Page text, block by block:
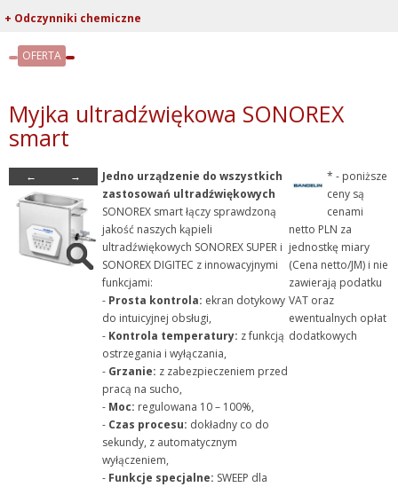
+ Odczynniki chemiczne
+ Pipetowanie i dawkowani...
+ Plastiki laboratoryjne
+ Rury, pręty, kapilary ...
+ Szkło kwarcowe
+ Szkło laboratoryjne
+ Termometry / Areometry
+ Urządzenia laboratoryj...
+ WPL - produkcja
+ Wyroby metalowe
+ Wyroby z gumy, drewna, ...
+ Z przymrużeniem oka
OFERTA
Myjka ultradźwiękowa SONOREX
smart
← →
Jedno urządzenie do wszystkich
zastosowań ultradźwiękowych
SONOREX smart łączy sprawdzoną
jakość naszych kąpieli
ultradźwiękowych SONOREX SUPER i
SONOREX DIGITEC z innowacyjnymi
funkcjami:
- Prosta kontrola: ekran dotykowy
do intuicyjnej obsługi,
- Kontrola temperatury: z funkcją
ostrzegania i wyłączania,
- Grzanie: z zabezpieczeniem przed
pracą na sucho,
- Moc: regulowana 10 – 100%,
- Czas procesu: dokładny co do
sekundy, z automatycznym
wyłączeniem,
- Funkcje specjalne: SWEEP dla
* - poniższe
ceny są
cenami
netto PLN za
jednostkę miary
(Cena netto/JM) i nie
zawierają podatku
VAT oraz
ewentualnych opłat
dodatkowych